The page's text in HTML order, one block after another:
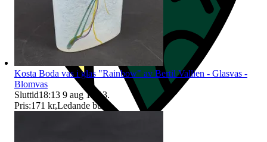
Kosta Boda vas i glas "Rainbow" av Bertil Vallien - Glasvas -
Blomvas
Sluttid18:13 9 aug 18:13.
Pris:171 kr,Ledande bud